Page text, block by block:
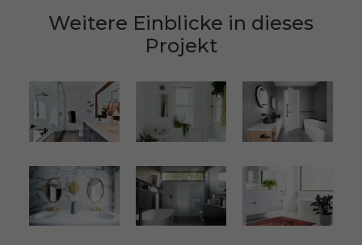
Weitere Einblicke in dieses
Projekt